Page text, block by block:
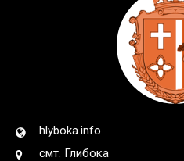
hlyboka.info
смт. Глибока